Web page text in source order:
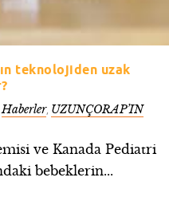
teknolojiden uzak
Haberler, UZUNÇORAP’IN
ve Kanada Pediatri
bebeklerin...